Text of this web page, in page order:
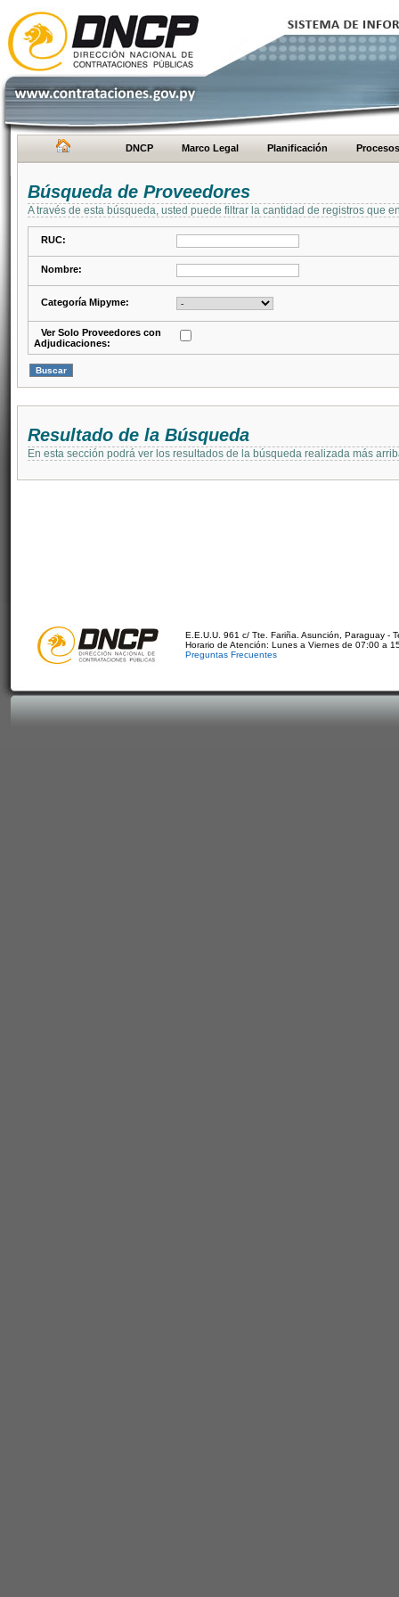
DNCP Marco Legal Planificación Procesos
Búsqueda de Proveedores
A través de esta búsqueda, usted puede filtrar la cantidad de registros que
RUC:
Nombre:
Categoría Mipyme:
Ver Solo Proveedores con
Adjudicaciones:
Resultado de la Búsqueda
En esta sección podrá ver los resultados de la búsqueda realizada más
E.E.U.U. 961 c/ Tte. Fariña. Asunción, Paraguay -
Horario de Atención: Lunes a Viernes de 07:00 a
Preguntas Frecuentes